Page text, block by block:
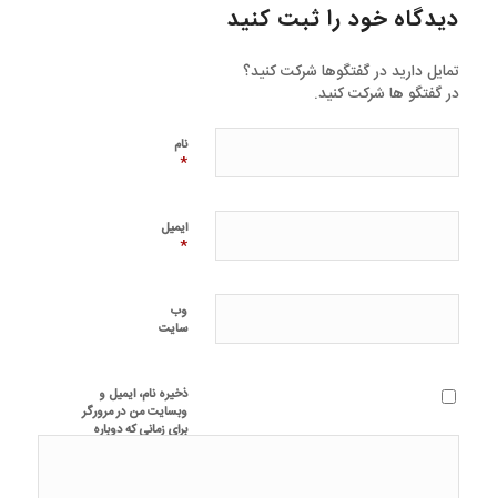
دیدگاه خود را ثبت کنید
تمایل دارید در گفتگوها شرکت کنید؟
در گفتگو ها شرکت کنید.
نام
*
ایمیل
*
وب‌
سایت
ذخیره نام، ایمیل و
وبسایت من در مرورگر
برای زمانی که دوباره